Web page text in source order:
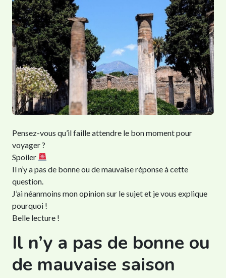
Pensez-vous qu’il faille attendre le bon moment pour
voyager ?
Spoiler
Il n’y a pas de bonne ou de mauvaise réponse à cette
question.
J’ai néanmoins mon opinion sur le sujet et je vous explique
pourquoi !
Belle lecture !
Il n’y a pas de bonne ou
de mauvaise saison